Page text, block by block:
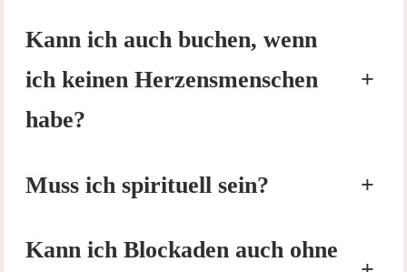
Kann ich auch buchen, wenn
ich keinen Herzensmenschen
habe?
+
Muss ich spirituell sein? +
Kann ich Blockaden auch ohne